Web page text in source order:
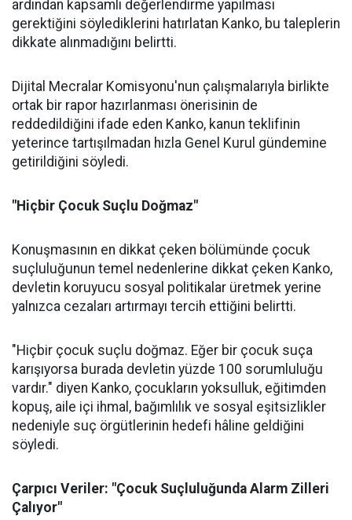
ardından kapsamlı değerlendirme yapılması
gerektiğini söylediklerini hatırlatan Kanko, bu taleplerin
dikkate alınmadığını belirtti.
Dijital Mecralar Komisyonu'nun çalışmalarıyla birlikte
ortak bir rapor hazırlanması önerisinin de
reddedildiğini ifade eden Kanko, kanun teklifinin
yeterince tartışılmadan hızla Genel Kurul gündemine
getirildiğini söyledi.
"Hiçbir Çocuk Suçlu Doğmaz"
Konuşmasının en dikkat çeken bölümünde çocuk
suçluluğunun temel nedenlerine dikkat çeken Kanko,
devletin koruyucu sosyal politikalar üretmek yerine
yalnızca cezaları artırmayı tercih ettiğini belirtti.
"Hiçbir çocuk suçlu doğmaz. Eğer bir çocuk suça
karışıyorsa burada devletin yüzde 100 sorumluluğu
vardır." diyen Kanko, çocukların yoksulluk, eğitimden
kopuş, aile içi ihmal, bağımlılık ve sosyal eşitsizlikler
nedeniyle suç örgütlerinin hedefi hâline geldiğini
söyledi.
Çarpıcı Veriler: "Çocuk Suçluluğunda Alarm Zilleri
Çalıyor"